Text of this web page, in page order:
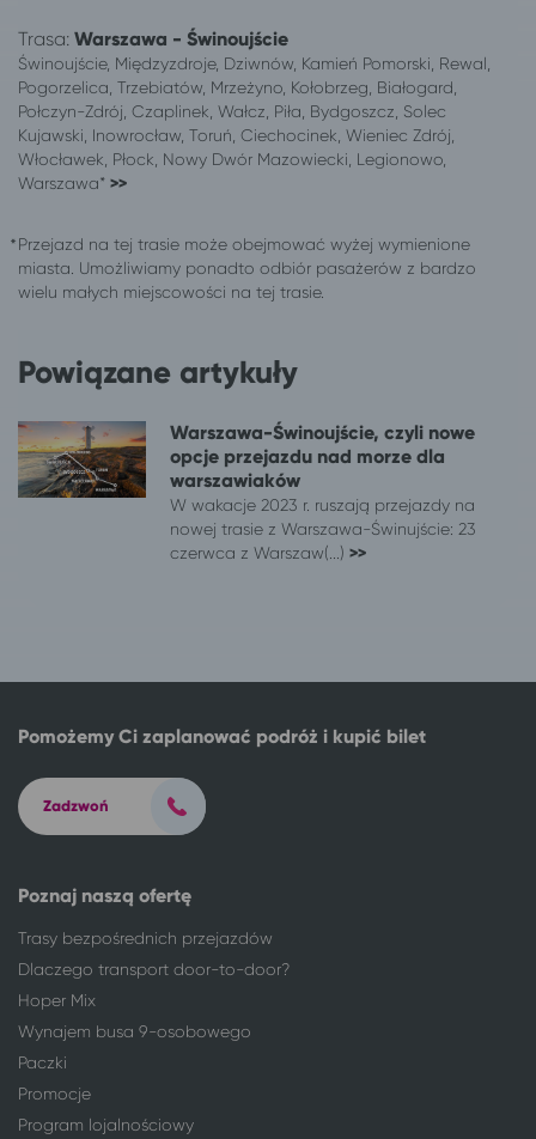
Bydgoszcz
Międzywodzie
Bytom
Bydgoszcz
Dębica
Bydgoszcz
Gliwice
Bydgoszcz
Gorzów Wielkopolski
Bydgoszcz
Kłodzko
Ostrołęka
Bydgoszcz
Płock
Bydgoszcz
Szczecin
Bydgoszcz
Wałbrzych
Bydgoszcz
Zabrze
Bydgoszcz
Zielona Góra
Bydgoszcz
ponad 650 miejscowości
Bydgoszcz
440 miejscowości
Połczyn-Zdrój
Połczyn-Zdrój
Połczyn-Zdrój
Kalisz
Połczyn-Zdrój
Katowice
Połczyn-Zdrój
Kielce
Połczyn-Zdrój
Kołobrzeg
Połczyn-Zdrój
Legionowo
Połczyn-Zdrój
Legnica
Połczyn-Zdrój
Łódź
Połczyn-Zdrój
Łomża
Lubin
Połczyn-Zdrój
Lublin
Międzyrzecz
Trasa: Warszawa - Świnoujście
Świnoujście, Międzyzdroje, Dziwnów, Kamień Pomorski, Rewal,
Pogorzelica, Trzebiatów, Mrzeżyno, Kołobrzeg, Białogard,
Połczyn-Zdrój, Czaplinek, Wałcz, Piła, Bydgoszcz, Solec
Kujawski, Inowrocław, Toruń, Ciechocinek, Wieniec Zdrój,
Włocławek, Płock, Nowy Dwór Mazowiecki, Legionowo,
Warszawa* >>
Przejazd na tej trasie może obejmować wyżej wymienione
miasta. Umożliwiamy ponadto odbiór pasażerów z bardzo
wielu małych miejscowości na tej trasie.
Powiązane artykuły
Warszawa-Świnoujście, czyli nowe
opcje przejazdu nad morze dla
warszawiaków
W wakacje 2023 r. ruszają przejazdy na
nowej trasie z Warszawa-Świnujście: 23
czerwca z Warszaw(...) >>
Poznaj naszą ofertę
Trasy bezpośrednich przejazdów
Dlaczego transport door-to-door?
Hoper Mix
Wynajem busa 9-osobowego
Paczki
Promocje
Program lojalnościowy
Pomożemy Ci zaplanować podróż i kupić bilet
Zadzwoń